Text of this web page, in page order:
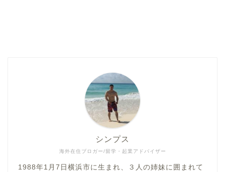
海外在住ブロガー/留学・起業アドバイザー
シンプス
1988年1月7日横浜市に生まれ、３人の姉妹に囲まれて